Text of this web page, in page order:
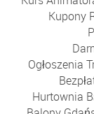
Kupony
Ogłoszenia
Hurtownia